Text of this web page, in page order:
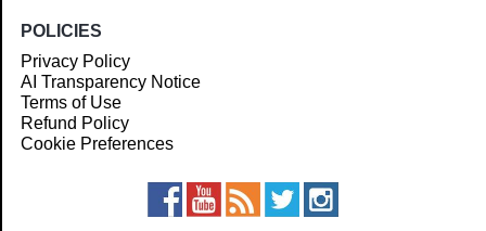
POLICIES
Privacy Policy
AI Transparency Notice
Terms of Use
Refund Policy
Cookie Preferences